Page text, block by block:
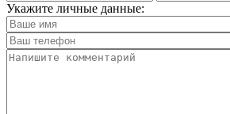
Укажите личные данные: